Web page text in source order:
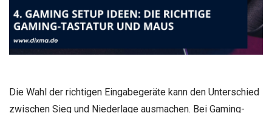
Die Wahl der richtigen Eingabegeräte kann den Unterschied
zwischen Sieg und Niederlage ausmachen. Bei Gaming-